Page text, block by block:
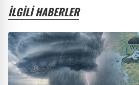
İLGİLİ HABERLER